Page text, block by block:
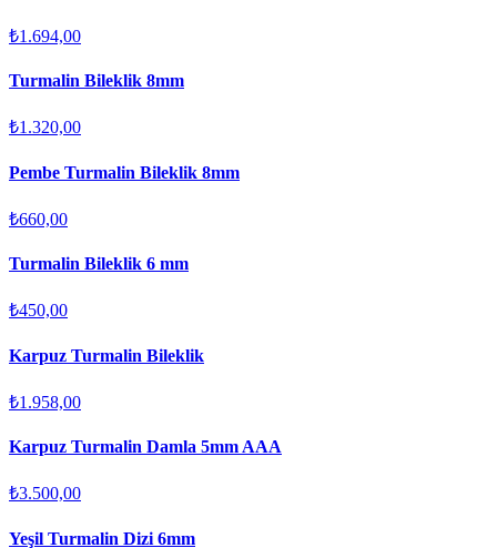
₺1.694,00
Turmalin Bileklik 8mm
₺1.320,00
Pembe Turmalin Bileklik 8mm
₺660,00
Turmalin Bileklik 6 mm
₺450,00
Karpuz Turmalin Bileklik
₺1.958,00
Karpuz Turmalin Damla 5mm AAA
₺3.500,00
Yeşil Turmalin Dizi 6mm